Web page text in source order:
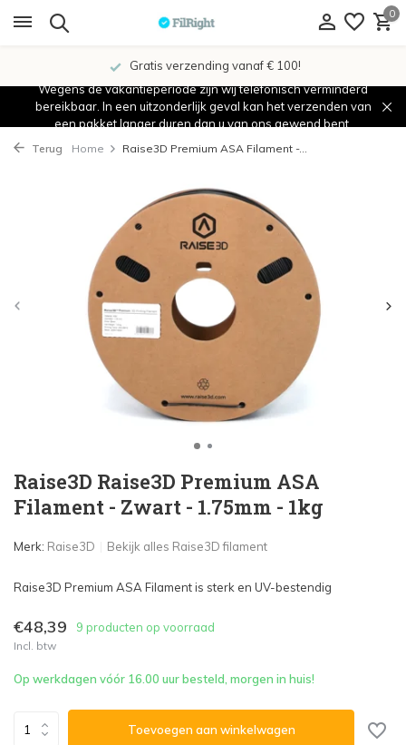
0
Gratis verzending vanaf € 100!
Wegens de vakantieperiode zijn wij telefonisch verminderd
bereikbaar. In een uitzonderlijk geval kan het verzenden van
een pakket langer duren dan u van ons gewend bent.
Terug Home Raise3D Premium ASA Filament -...
Raise3D Raise3D Premium ASA
Filament - Zwart - 1.75mm - 1kg
Merk: Raise3D Bekijk alles Raise3D filament
Raise3D Premium ASA Filament is sterk en UV-bestendig
€48,39 9 producten op voorraad
Incl. btw
Op werkdagen vóór 16.00 uur besteld, morgen in huis!
Toevoegen aan winkelwagen